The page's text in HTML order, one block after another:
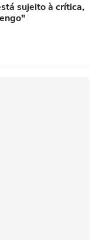
sujeito à crítica,